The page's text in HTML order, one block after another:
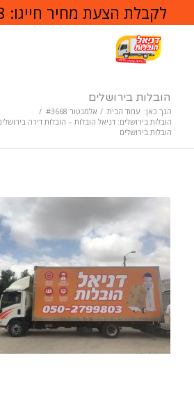
לקבלת הצעת מחיר חייגו:
הובלות בירושלים
הנך כאן: עמוד הבית / אלמנטור #3668
/
הובלות בירושלים: דניאל הובלות – הובלות דירה
הובלות בירושלים